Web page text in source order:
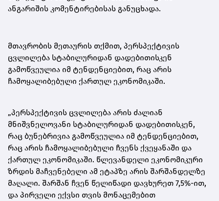
ანგარიშის კომენტირებისას განუცხადა.
მთავრობის მეთაურის თქმით, პერსპექტივის
ცვლილება სტაბილურიდან დადებითისკენ
გამოწვეულია იმ ტენდენციებით, რაც არის
ჩამოყალიბებული ქართულ ეკონომიკაში.
„პერსპექტივის ცვლილება არის ძალიან
მნიშვნელოვანი სტაბილურიდან დადებითისკენ,
რაც ბუნებრივია გამოწვეულია იმ ტენდენციებით,
რაც არის ჩამოყალიბებული ჩვენს ქვეყანაში და
ქართულ ეკონომიკაში. წლევანდელი ეკონომიკური
ზრდის მაჩვენებელი ამ ეტაპზე არის შარშანდელზე
მაღალი. შარშან ჩვენ წელიწადი დავხურეთ 7,5%-ით,
და პირველი ექვსი თვის მონაცემებით